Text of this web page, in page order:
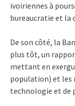
ivoiriennes à
bureaucratie et la
De son côté, la
plus tôt, un
mettant en
population) et les
technologie et de